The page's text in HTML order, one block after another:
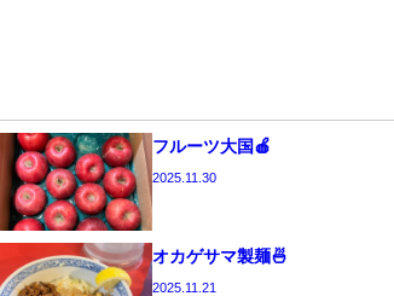
フルーツ大国🍎
2025.11.30
オカゲサマ製麺🍜
2025.11.21